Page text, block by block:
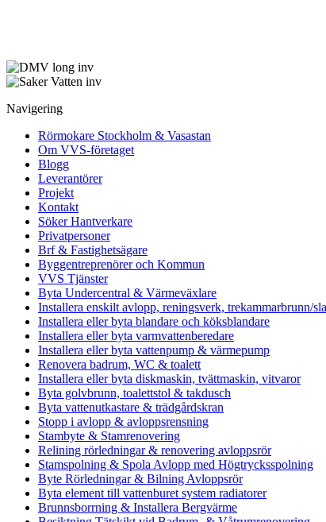
Navigering
Rörmokare Stockholm & Vasastan
Om VVS-företaget
Blogg
Leverantörer
Projekt
Kontakt
Söker Hantverkare
Privatpersoner
Brf & Fastighetsägare
Byggentreprenörer och Kommun
VVS Tjänster
Byta Undercentral & Värmeväxlare
Installera enskilt avlopp, reningsverk, trekammarbrunn/
Installera eller byta blandare och köksblandare
Installera eller byta varmvattenberedare
Installera eller byta vattenpump & värmepump
Renovera badrum, WC & toalett
Installera eller byta diskmaskin, tvättmaskin, vitvaror
Byta golvbrunn, toalettstol & takdusch
Byta vattenutkastare & trädgårdskran
Stopp i avlopp & avloppsrensning
Stambyte & Stamrenovering
Relining rörledningar & renovering avloppsrör
Stamspolning & Spola Avlopp med Högtrycksspolning
Byte Rörledningar & Bilning Avloppsrör
Byta element till vattenburet system radiatorer
Brunnsborrning & Installera Bergvärme